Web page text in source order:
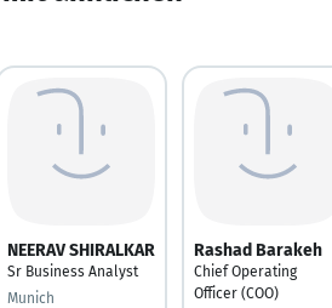
NEERAV SHIRALKAR
Sr Business Analyst
Munich
Rashad Barakeh
Chief Operating
Officer (COO)